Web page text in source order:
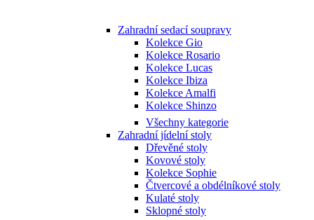
Zahradní sedací soupravy
Kolekce Gio
Kolekce Rosario
Kolekce Lucas
Kolekce Ibiza
Kolekce Amalfi
Kolekce Shinzo
Všechny kategorie
Zahradní jídelní stoly
Dřevěné stoly
Kovové stoly
Kolekce Sophie
Čtvercové a obdélníkové stoly
Kulaté stoly
Sklopné stoly